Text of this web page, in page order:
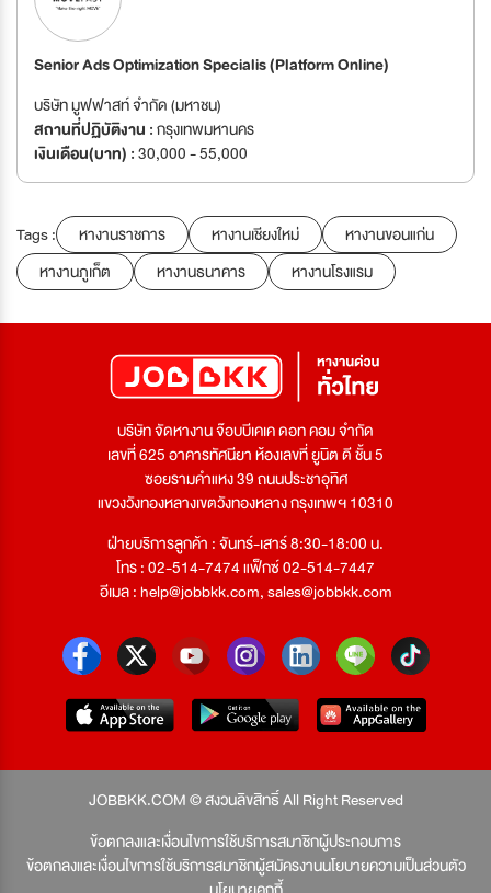
Senior Ads Optimization Specialis (Platform Online)
บริษัท มูฟฟาสท์ จำกัด (มหาชน)
สถานที่ปฏิบัติงาน :กรุงเทพมหานคร
เงินเดือน(บาท) :30,000 - 55,000
Tags : หางานราชการ หางานเชียงใหม่
หางานขอนแก่น
หางานภูเก็ต
หางานธนาคาร หางานโรงแรม
บริษัท จัดหางาน จ๊อบบีเคเค ดอท คอม จำกัด
เลขที่ 625 อาคารทัศนียา ห้องเลขที่ ยูนิต ดี ชั้น 5
ซอยรามคำแหง 39 ถนนประชาอุทิศ
แขวงวังทองหลางเขตวังทองหลาง กรุงเทพฯ 10310
ฝ่ายบริการลูกค้า : จันทร์-เสาร์ 8:30-18:00 น.
โทร : 02-514-7474 แฟ็กซ์ 02-514-7447
อีเมล :help@jobbkk.com,sales@jobbkk.com
JOBBKK.COM © สงวนลิขสิทธิ์ All Right Reserved
ข้อตกลงและเงื่อนไขการใช้บริการสมาชิกผู้ประกอบการ
ข้อตกลงและเงื่อนไขการใช้บริการสมาชิกผู้สมัครงานนโยบายความเป็นส่วนตัว